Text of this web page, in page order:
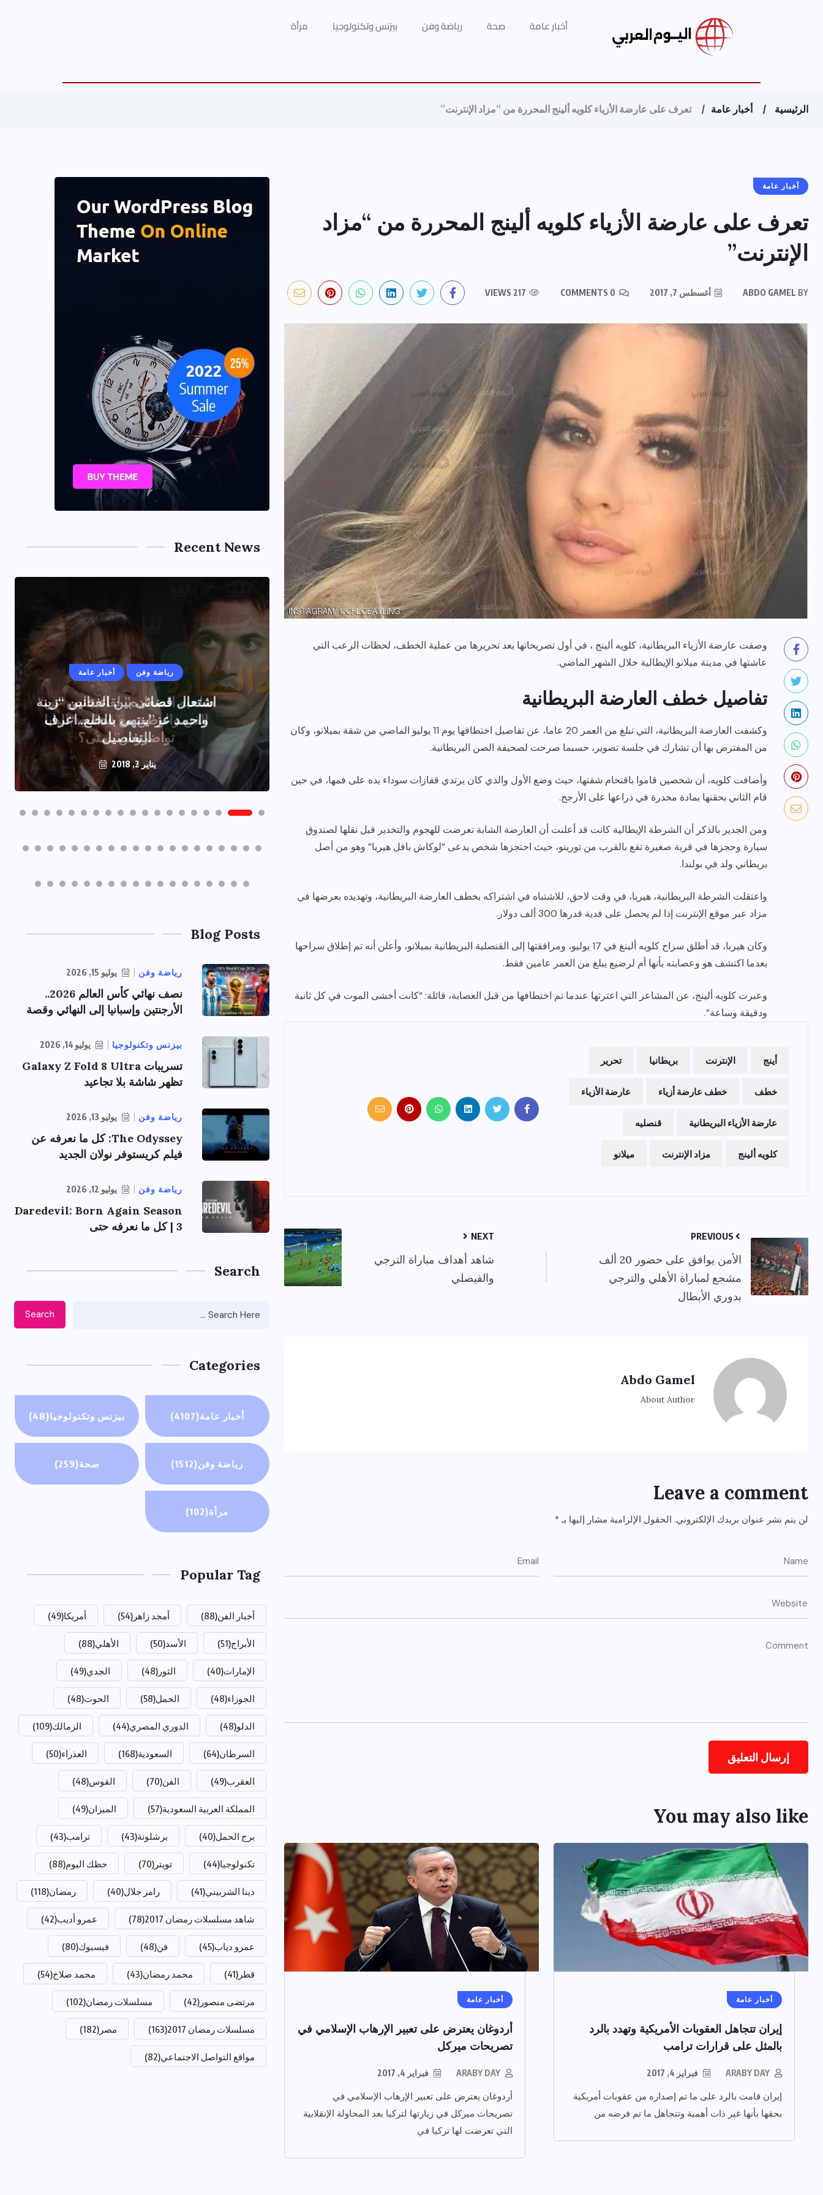
أخبار عامة صحة رياضة وفن بيزنس وتكنولوجيا مرأة
الرئيسية أخبار عامة تعرف على عارضة الأزياء كلويه ألينج المحررة من “مزاد الإنترنت”
أخبار عامة
تعرف على عارضة الأزياء كلويه ألينج المحررة من “مزاد
الإنترنت”
BY أغسطس 7, 2017
وصفت عارضة الأزياء البريطانية، كلويه ألينج ، في أول تصريحاتها بعد تحريرها من عملية الخطف، لحظات الرعب التي
عاشتها في مدينة ميلانو الإيطالية خلال الشهر الماضي.
تفاصيل خطف العارضة البريطانية
وكشفت العارضة البريطانية، التي تبلغ من العمر 20 عاما، عن تفاصيل اختطافها يوم 11 يوليو الماضي من شقة بميلانو، وكان
من المفترض بها أن تشارك في جلسة تصوير، حسبما صرحت لصحيفة الصن البريطانية.
وأضافت كلويه، أن شخصين قاموا باقتحام شقتها، حيث وضع الأول والذي كان يرتدي قفازات سوداء يده على فمها، في حين
قام الثاني بحقنها بمادة مخدرة في ذراعها على الأرجح.
ومن الجدير بالذكر أن الشرطة الإيطالية كانت قد أعلنت أن العارضة الشابة تعرضت للهجوم والتخدير قبل نقلها لصندوق
سيارة وحجزها في قرية صغيرة تقع بالقرب من تورينو، حيث احتجزها شخص يدعى “لوكاش بافل هيربا” وهو من أصل
بريطاني ولد في بولندا.
واعتقلت الشرطة البريطانية، هيربا، في وقت لاحق، للاشتباه في اشتراكه بخطف العارضة البريطانية، وتهديده بعرضها في
مزاد عبر موقع الإنترنت إذا لم يحصل على فدية قدرها 300 ألف دولار.
وكان هيربا، قد أطلق سراح كلويه ألينغ في 17 يوليو، ومرافقتها إلى القنصلية البريطانية بميلانو، وأعلن أنه تم إطلاق سراحها
بعدما اكتشف هو وعصابته بأنها أم لرضيع يبلغ من العمر عامين فقط.
وعبرت كلويه ألينج، عن المشاعر التي اعترتها عندما تم اختطافها من قبل العصابة، قائلة: “كانت أخشى الموت في كل ثانية
ودقيقة وساعة”.
أينج الإنترنت بريطانيا تحرير
خطف خطف عارضة أزياء عارضة الأزياء
عارضة الأزياء البريطانية قنصليه
كلويه ألينج مزاد الإنترنت ميلانو
الأمن يوافق على حضور 20 ألف
مشجع لمباراة الأهلي والترجي
بدوري الأبطال
NEXT
شاهد أهداف مباراة الترجي
والفيصلي
Abdo Gamel
About Author
Leave a comment
لن يتم نشر عنوان بريدك الإلكتروني. الحقول الإلزامية مشار إليها بـ *
You may also like
أخبار عامة
إيران تتجاهل العقوبات الأمريكية وتهدد بالرد
بالمثل على قرارات ترامب
ARABY DAY فبراير 4, 2017
إيران قامت بالرد على ما تم إصداره من عقوبات أمريكية
بحقها بأنها غير ذات أهمية وتتجاهل ما تم فرضه من
أخبار عامة
أردوغان يعترض على تعبير الإرهاب الإسلامي في
تصريحات ميركل
ARABY DAY فبراير 4, 2017
أردوغان يعترض على تعبير الإرهاب الإسلامي في
تصريحات ميركل في زيارتها لتركيا بعد المحاولة الإنقلابية
التي تعرضت لها تركيا في
Recent News
أخبار عامة رياضة وفن
اشتعال قضائى بين الفنانين “زينه
واحمد عز”ينتهى بالخلع..اعرف
التفاصيل
يناير 2, 2018
اعتزالها الفن
رصد اهم تصاريحات
يسرى..فما هى؟
نجوم
Blog Posts
رياضة وفن يوليو 15, 2026
نصف نهائي كأس العالم 2026..
الأرجنتين وإسبانيا إلى النهائي وقصة
بيزنس وتكنولوجيا يوليو 14, 2026
تسريبات Galaxy Z Fold 8 Ultra
تظهر شاشة بلا تجاعيد
رياضة وفن يوليو 13, 2026
The Odyssey: كل ما نعرفه عن
فيلم كريستوفر نولان الجديد
رياضة وفن يوليو 12, 2026
Daredevil: Born Again Season
3 | كل ما نعرفه حتى
Search
Search
Categories
أخبار عامة(4107) بيزنس وتكنولوجيا(48)
رياضة وفن(1512) صحة(259)
مرأة(102)
Popular Tag
أخبار الفن(88) أمجد زاهر (54) أمريكا(49)
الأبراج(51) الأسد(50) الأهلي(88)
الإمارات(40) الثور (48) الجدي(49)
الجوزاء(48) الحمل(58) الحوت(48)
الدلو(48) الدوري المصري(44) الزمالك(109)
السرطان(64) السعودية(168) العذراء(50)
العقرب(49) الفن(70) القوس(48)
المملكة العربية السعودية(57) الميزان(49)
برج الحمل(40) برشلونة(43) ترامب(43)
تكنولوجيا(44) تويتر (70) حظك اليوم(88)
دينا الشربيني(41) رامز جلال(40) رمضان(118)
شاهد مسلسلات رمضان 2017 (78) عمرو أديب(42)
عمرو دياب(45) فن(48) فيسبوك(80)
قطر (41) محمد رمضان(43) محمد صلاح(54)
مرتضى منصور (42) مسلسلات رمضان(102)
مسلسلات رمضان 2017 (163) مصر (182)
مواقع التواصل الاجتماعي(82)